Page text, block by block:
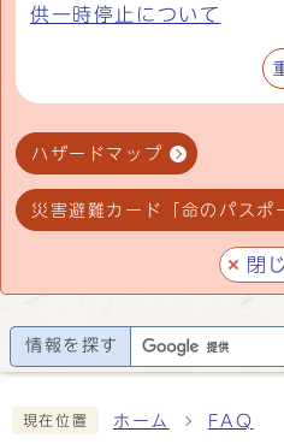
供一時停止について
ハザードマップ
災害避難カード「命のパスポ
閉
情報を探す
現在位置 ホーム FAQ